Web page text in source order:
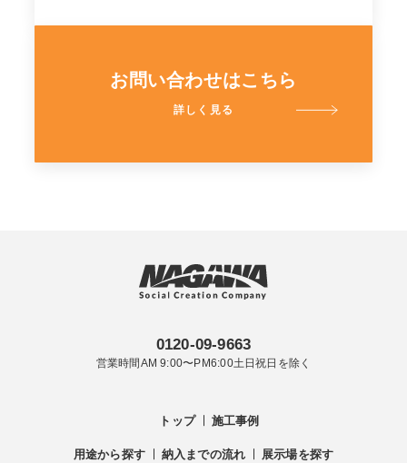
お問い合わせはこちら
詳しく見る
0120-09-9663
営業時間AM 9:00〜PM6:00土日祝日を除く
トップ 施工事例
用途から探す 納入までの流れ 展示場を探す